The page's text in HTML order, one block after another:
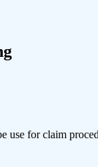
use for claim